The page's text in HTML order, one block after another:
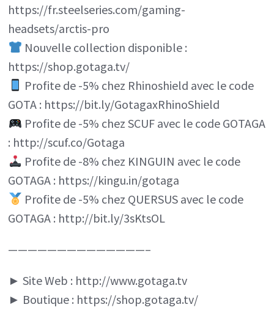
https://fr.steelseries.com/gaming-
headsets/arctis-pro
Nouvelle collection disponible :
https://shop.gotaga.tv/
Profite de -5% chez Rhinoshield avec le code
GOTA : https://bit.ly/GotagaxRhinoShield
Profite de -5% chez SCUF avec le code GOTAGA
: http://scuf.co/Gotaga
Profite de -8% chez KINGUIN avec le code
GOTAGA : https://kingu.in/gotaga
Profite de -5% chez QUERSUS avec le code
GOTAGA : http://bit.ly/3sKtsOL
——————————————–
► Site Web : http://www.gotaga.tv
► Boutique : https://shop.gotaga.tv/